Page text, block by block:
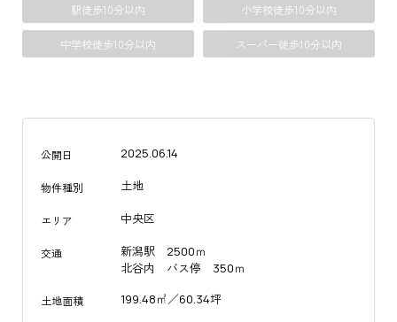
駅徒歩10分以内 小学校徒歩10分以内
中学校徒歩10分以内 スーパー徒歩10分以内
公開日 2025.06.14
物件種別 土地
エリア 中央区
交通
新潟駅 2500ｍ
北谷内 バス停 350ｍ
土地面積 199.48㎡／60.34坪